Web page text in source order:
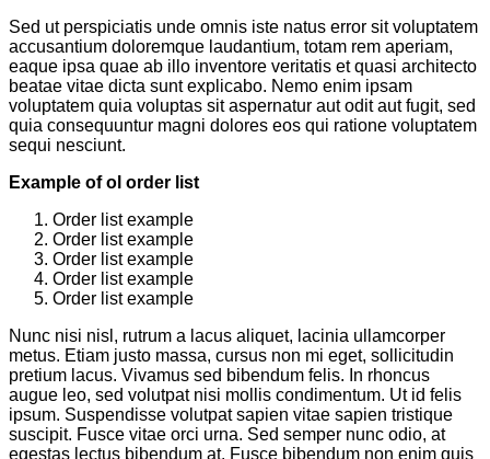
Sed ut perspiciatis unde omnis iste natus error sit voluptatem
accusantium doloremque laudantium, totam rem aperiam,
eaque ipsa quae ab illo inventore veritatis et quasi architecto
beatae vitae dicta sunt explicabo. Nemo enim ipsam
voluptatem quia voluptas sit aspernatur aut odit aut fugit, sed
quia consequuntur magni dolores eos qui ratione voluptatem
sequi nesciunt.
Example of ol order list
Order list example
Order list example
Order list example
Order list example
Order list example
Nunc nisi nisl, rutrum a lacus aliquet, lacinia ullamcorper
metus. Etiam justo massa, cursus non mi eget, sollicitudin
pretium lacus. Vivamus sed bibendum felis. In rhoncus
augue leo, sed volutpat nisi mollis condimentum. Ut id felis
ipsum. Suspendisse volutpat sapien vitae sapien tristique
suscipit. Fusce vitae orci urna. Sed semper nunc odio, at
egestas lectus bibendum at. Fusce bibendum non enim quis